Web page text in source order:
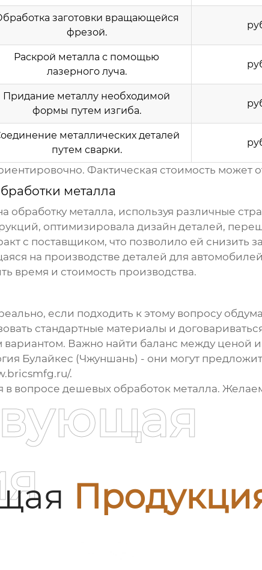
заготовки вращающейся
фрезой.
Раскрой металла с помощью
лазерного луча.
Придание металлу необходимой
формы путем изгиба.
металлических деталей
путем сварки.
Фактическая стоимость может
металла
обработку металла, используя различные
оптимизировала дизайн деталей,
с поставщиком, что позволило ей снизить
на производстве деталей для
время и стоимость производства.
если подходить к этому вопросу
стандартные материалы и
вариантом. Важно найти баланс между ценой
Булайкес (Чжуншань) - они могут
.
в вопросе дешевых обработок металла.